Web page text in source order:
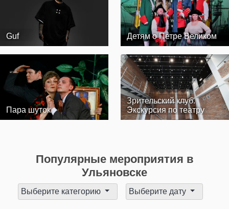
Guf Детям о Петре Великом
Пара шуток
Зрительский клуб.
Экскурсия по театру
Популярные мероприятия в
Ульяновске
Выберите категорию Выберите дату